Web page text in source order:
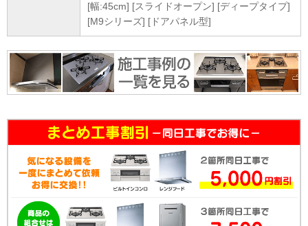
[幅:45cm] [スライドオープン] [ディープタイプ]
[M9シリーズ] [ドアパネル型]